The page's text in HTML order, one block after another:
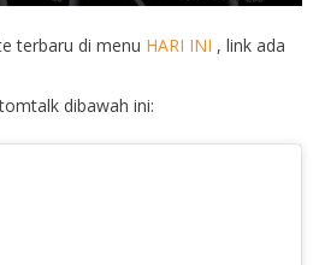
terbaru di menu HARI INI , link ada
dibawah ini: